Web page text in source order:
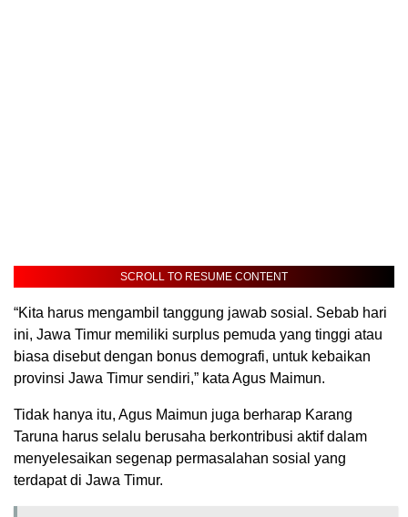
SCROLL TO RESUME CONTENT
“Kita harus mengambil tanggung jawab sosial. Sebab hari
ini, Jawa Timur memiliki surplus pemuda yang tinggi atau
biasa disebut dengan bonus demografi, untuk kebaikan
provinsi Jawa Timur sendiri,” kata Agus Maimun.
Tidak hanya itu, Agus Maimun juga berharap Karang
Taruna harus selalu berusaha berkontribusi aktif dalam
menyelesaikan segenap permasalahan sosial yang
terdapat di Jawa Timur.